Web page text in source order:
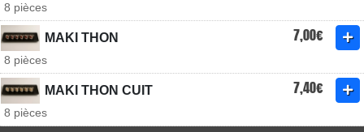
8 pièces
MAKI THON 7,00€
8 pièces
MAKI THON CUIT 7,40€
8 pièces